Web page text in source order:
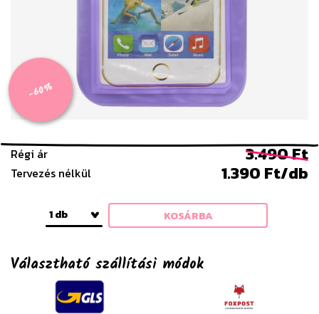
-60%
Régi ár 3.490 Ft
Tervezés nélkül 1.390 Ft/db
1 db KOSÁRBA
Választható szállítási módok